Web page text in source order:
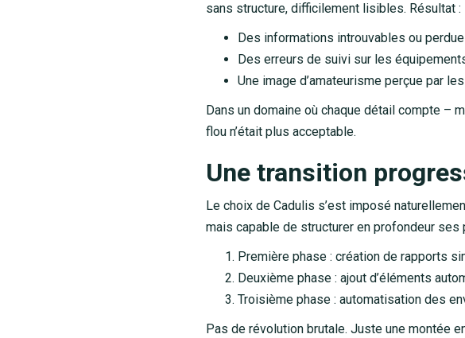
sans structure, difficilement lisibles. Résultat :
Des informations introuvables ou
Des erreurs de suivi sur les
Une image d’amateurisme perçue par
Dans un domaine où chaque détail compte –
flou n’était plus acceptable.
Une transition
Le choix de Cadulis s’est imposé
mais capable de structurer en profondeur
Première phase : création de rapports
Deuxième phase : ajout d’éléments
Troisième phase : automatisation des
Pas de révolution brutale. Juste une montée